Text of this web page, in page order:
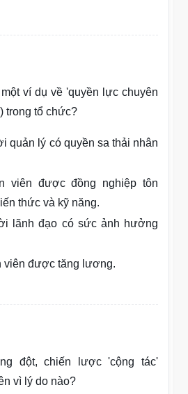
ví dụ về 'quyền lực chuyên
trong tổ chức?
quản lý có quyền sa thải nhân
viên được đồng nghiệp tôn
thức và kỹ năng.
lãnh đạo có sức ảnh hưởng
viên được tăng lương.
đột, chiến lược 'cộng tác'
vì lý do nào?